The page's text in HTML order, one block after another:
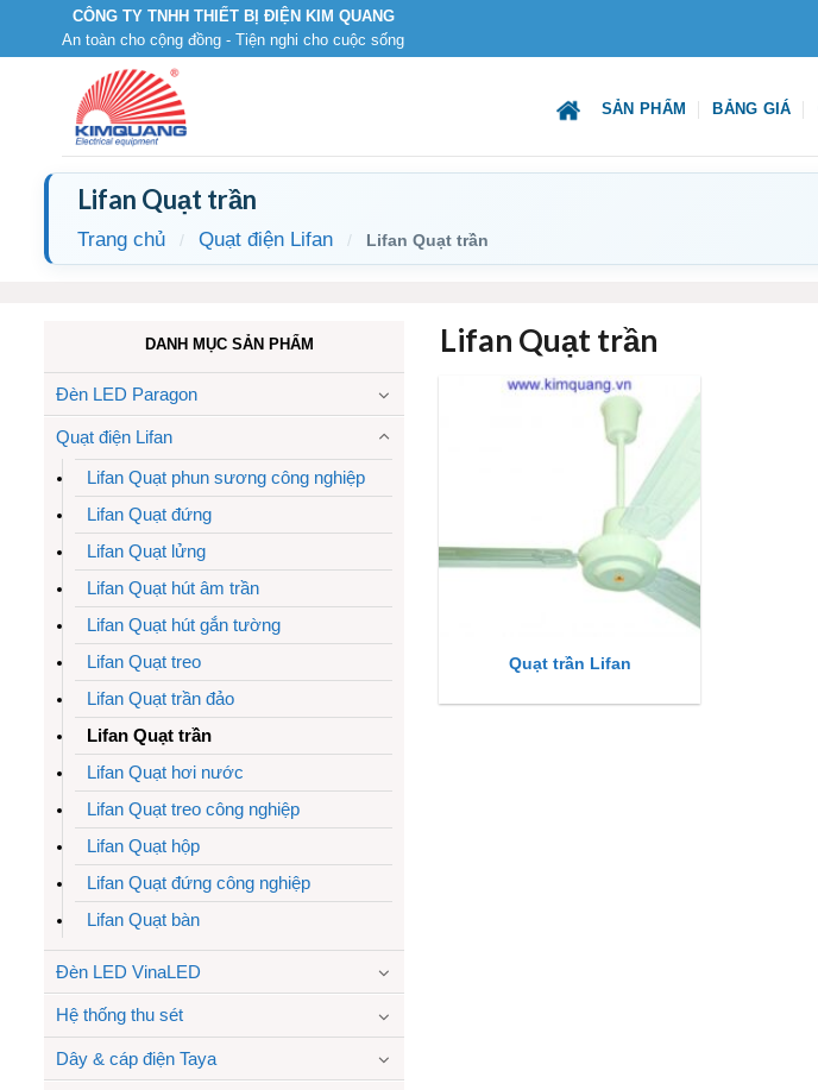
CÔNG TY TNHH THIẾT BỊ ĐIỆN KIM QUANG
An toàn cho cộng đồng - Tiện nghi cho cuộc sống
SẢN PHẨM BẢNG GIÁ
Lifan Quạt trần
Trang chủ / Quạt điện Lifan / Lifan Quạt trần
DANH MỤC SẢN PHẨM
Đèn LED Paragon
Quạt điện Lifan
Lifan Quạt phun sương công nghiệp
Lifan Quạt đứng
Lifan Quạt lửng
Lifan Quạt hút âm trần
Lifan Quạt hút gắn tường
Lifan Quạt treo
Lifan Quạt trần đảo
Lifan Quạt trần
Lifan Quạt hơi nước
Lifan Quạt treo công nghiệp
Lifan Quạt hộp
Lifan Quạt đứng công nghiệp
Lifan Quạt bàn
Đèn LED VinaLED
Hệ thống thu sét
Dây & cáp điện Taya
Lifan Quạt trần
Quạt trần Lifan